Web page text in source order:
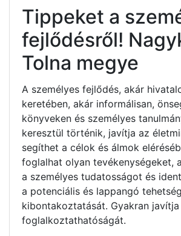
Tippeket a
fejlődésről!
Tolna megye
A személyes fejlődés, akár
keretében, akár informálisan,
könyveken és személyes
keresztül történik, javítja az
segíthet a célok és álmok
foglalhat olyan tevékenységeket,
a személyes tudatosságot és
a potenciális és lappangó
kibontakoztatását. Gyakran
foglalkoztathatóságát.